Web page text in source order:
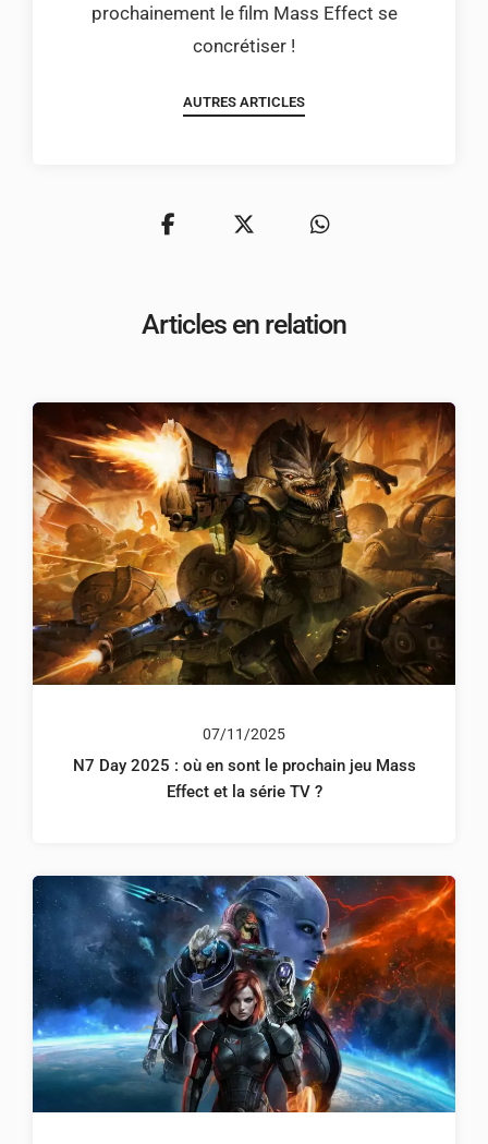
prochainement le film Mass Effect se
concrétiser !
AUTRES ARTICLES
Articles en relation
07/11/2025
N7 Day 2025 : où en sont le prochain jeu Mass
Effect et la série TV ?